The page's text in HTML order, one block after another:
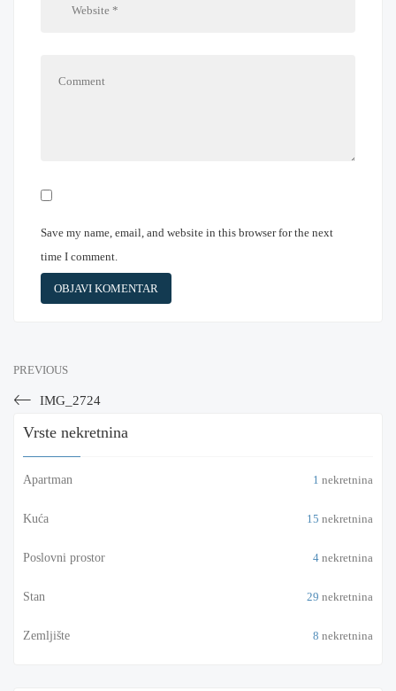
Save my name, email, and website in this browser for the next
time I comment.
PREVIOUS
IMG_2724
Vrste nekretnina
Apartman 1 nekretnina
Kuća 15 nekretnina
Poslovni prostor 4 nekretnina
Stan 29 nekretnina
Zemljište 8 nekretnina